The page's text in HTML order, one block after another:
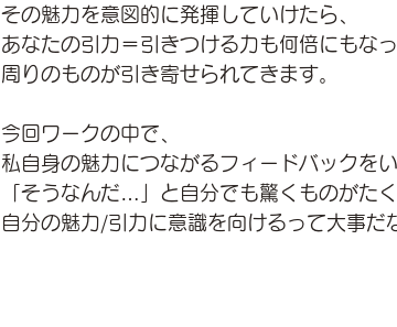
その魅力を意図的に発揮していけたら、
あなたの引力＝引きつける力も何倍にもな
周りのものが引き寄せられてきます。
今回ワークの中で、
私自身の魅力につながるフィードバックを
「そうなんだ…」と自分でも驚くものがたく
自分の魅力/引力に意識を向けるって大事だ